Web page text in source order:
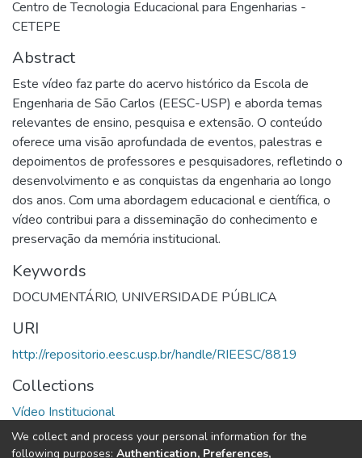
Centro de Tecnologia Educacional para Engenharias -
CETEPE
Abstract
Este vídeo faz parte do acervo histórico da Escola de
Engenharia de São Carlos (EESC-USP) e aborda temas
relevantes de ensino, pesquisa e extensão. O conteúdo
oferece uma visão aprofundada de eventos, palestras e
depoimentos de professores e pesquisadores, refletindo o
desenvolvimento e as conquistas da engenharia ao longo
dos anos. Com uma abordagem educacional e científica, o
vídeo contribui para a disseminação do conhecimento e
preservação da memória institucional.
Keywords
DOCUMENTÁRIO, UNIVERSIDADE PÚBLICA
URI
http://repositorio.eesc.usp.br/handle/RIEESC/8819
Collections
Vídeo Institucional
Full item page
We collect and process your personal information for the
following purposes: Authentication, Preferences,